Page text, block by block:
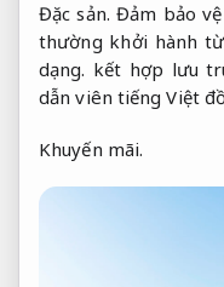
Đặc sản. Đảm bảo
thường khởi hành từ
dạng. kết hợp lưu
dẫn viên tiếng Việt
Khuyến mãi.